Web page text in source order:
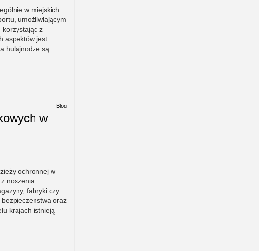
w miejskich
umożliwiającym
korzystając z
aspektów jest
hulajnodze są
Blog
w
ochronnej w
noszenia
fabryki czy
oraz
krajach istnieją